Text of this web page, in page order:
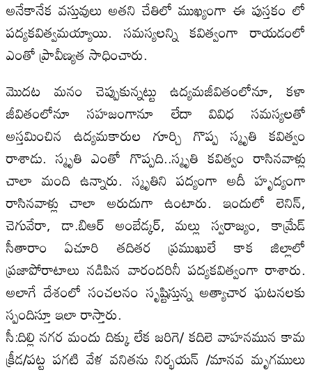
అనేకానేక వస్తువులు అతని చేతిలో ముఖ్యంగా ఈ పుస్తకం లో
పద్యకవిత్వమయ్యాయి. సమస్యలన్ని కవిత్వంగా రాయడంలో
ఎంతో ప్రావీణ్యత సాధించారు.
మొదట మనం చెప్పుకున్నట్టు ఉద్యమజీవితంలోనూ, కళా
జీవితంలోనూ సహజంగానూ లేదా వివిధ సమస్యలతో
అస్తమించిన ఉద్యమకారుల గూర్చి గొప్ప స్మృతి కవిత్వం
రాశాడు. స్మృతి ఎంతో గొప్పది..స్మృతి కవిత్వం రాసినవాళ్లు
చాలా మంది ఉన్నారు. స్మృతిని పద్యంగా అదీ హృద్యంగా
రాసినవాళ్లు చాలా అరుదుగా ఉంటారు. ఇందులో లెనిన్‌,
చెగువేరా, డా.బిఆర్‌ అంబేడ్కర్‌, మల్లు స్వరాజ్యం, కామ్రేడ్‌
సీతారాం ఏచూరి తదితర ప్రముఖులే కాక జిల్లాలో
ప్రజాపోరాటాలు నడిపిన వారందరినీ పద్యకవిత్వంగా రాశారు.
అలాగే దేశంలో సంచలనం సృష్టిస్తున్న అత్యాచార ఘటనలకు
స్పందిస్తూ ఇలా రాస్తారు.
సీ:దిల్లి నగర మందు దిక్కు లేక జరిగె/ కదిలె వాహనమున కామ
క్రీడ/పట్ట పగటి వేళ వనితను నిర్భయన్‌ /మానవ మృగములు